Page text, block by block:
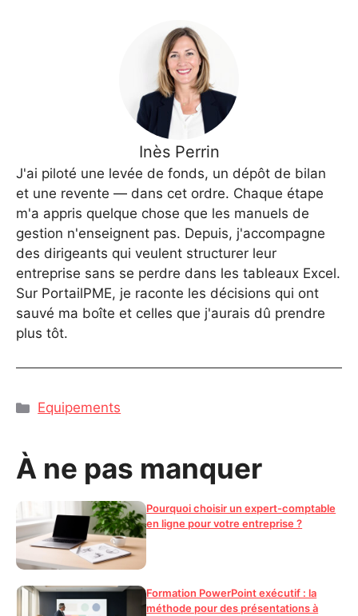
Inès Perrin
J'ai piloté une levée de fonds, un dépôt de bilan
et une revente — dans cet ordre. Chaque étape
m'a appris quelque chose que les manuels de
gestion n'enseignent pas. Depuis, j'accompagne
des dirigeants qui veulent structurer leur
entreprise sans se perdre dans les tableaux Excel.
Sur PortailPME, je raconte les décisions qui ont
sauvé ma boîte et celles que j'aurais dû prendre
plus tôt.
Catégories
Equipements
À ne pas manquer
Pourquoi choisir un expert-comptable
en ligne pour votre entreprise ?
Formation PowerPoint exécutif : la
méthode pour des présentations à